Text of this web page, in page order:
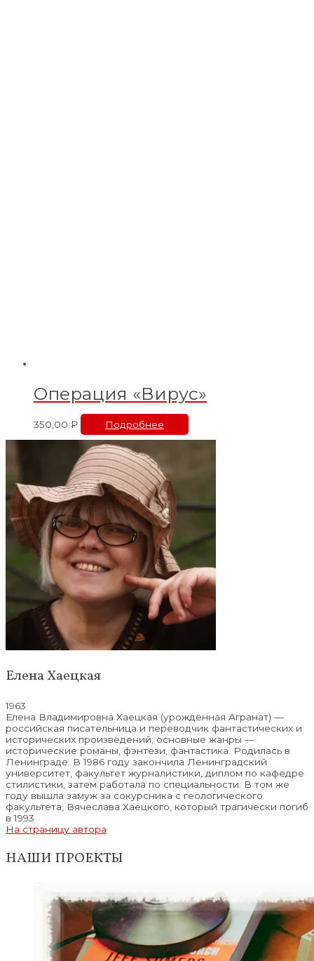
Операция «Вирус»
350,00 ₽ Подробнее
Елена Хаецкая
1963
Елена Владимировна Хаецкая (урождённая Агранат) —
российская писательница и переводчик фантастических и
исторических произведений; основные жанры —
исторические романы, фэнтези, фантастика. Родилась в
Ленинграде. В 1986 году закончила Ленинградский
университет, факультет журналистики, диплом по кафедре
стилистики, затем работала по специальности. В том же
году вышла замуж за сокурсника с геологического
факультета, Вячеслава Хаецкого, который трагически погиб
в 1993
На страницу автора
НАШИ ПРОЕКТЫ